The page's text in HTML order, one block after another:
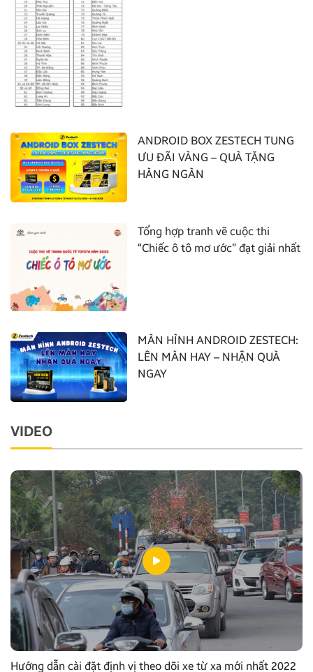
ANDROID BOX ZESTECH TUNG
ƯU ĐÃI VÀNG – QUÀ TẶNG
HÀNG NGÀN
Tổng hợp tranh vẽ cuộc thi
“Chiếc ô tô mơ ước” đạt giải nhất
MÀN HÌNH ANDROID ZESTECH:
LÊN MÀN HAY – NHẬN QUÀ
NGAY
VIDEO
Hướng dẫn cài đặt định vị theo dõi xe từ xa mới nhất 2022